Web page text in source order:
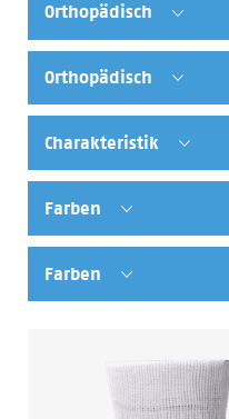
Orthopädisch
Orthopädisch
Charakteristik
Farben
Farben